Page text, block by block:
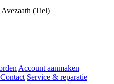
(Tiel)
Account aanmaken
Contact Service & reparatie